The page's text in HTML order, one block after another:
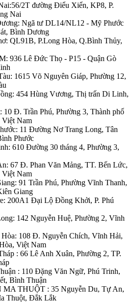
2T đường Điểu Xiển, KP8, P.
Nai
Ngã tư DL14/NL12 - Mỹ Phước
Bình Dương
QL91B, P.Long Hòa, Q.Bình Thủy,
936 Lê Đức Thọ - P15 - Quận Gò
1615 Võ Nguyên Giáp, Phường 12,
454 Hùng Vương, Thị trấn Di Linh,
Đ. Trần Phú, Phường 3, Thành phố
Nam
11 Đường Nơ Trang Long, Tân
Phước
610 Đường 30 tháng 4, Phường 3,
67 Đ. Phan Văn Mảng, TT. Bến Lức,
Nam
91 Trần Phú, Phường Vĩnh Thanh,
Giang
200A1 Đại Lộ Đồng Khởi, P. Phú
142 Nguyễn Huệ, Phường 2, Vĩnh
108 Đ. Nguyễn Chích, Vĩnh Hải,
Việt Nam
: 66 Lê Anh Xuân, Phường 2, TP.
: 110 Đặng Văn Ngữ, Phú Trinh,
Bình Thuận
THUỘT : 35 Nguyễn Du, Tự An,
Thuột, Đắk Lắk